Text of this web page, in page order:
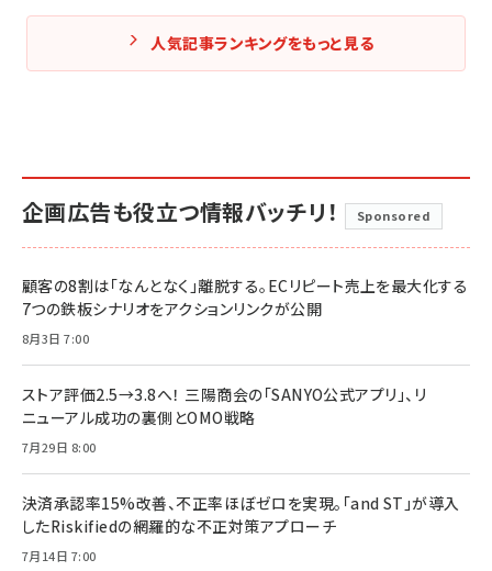
人気記事ランキングをもっと見る
企画広告も役立つ情報バッチリ！ Sponsored
顧客の8割は「なんとなく」離脱する。ECリピート売上を最大化する
7つの鉄板シナリオをアクションリンクが公開
8月3日 7:00
ストア評価2.5→3.8へ！ 三陽商会の「SANYO公式アプリ」、リ
ニューアル成功の裏側とOMO戦略
7月29日 8:00
決済承認率15%改善、不正率ほぼゼロを実現。「and ST」が導入
したRiskifiedの網羅的な不正対策アプローチ
7月14日 7:00